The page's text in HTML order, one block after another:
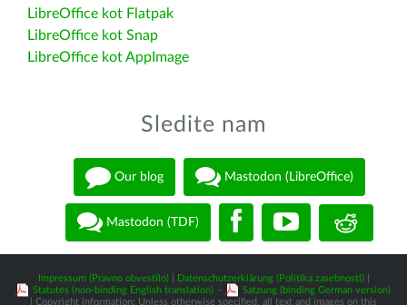
LibreOffice kot Flatpak
LibreOffice kot Snap
LibreOffice kot AppImage
Sledite nam
Our blog Mastodon (LibreOffice)
Mastodon (TDF)
Impressum (Pravno obvestilo)| Datenschutzerklärung (Politika zasebnosti)|
Statutes (non-binding English translation) -
Satzung (binding German version)
| Copyright information: Unless otherwise specified, all text and images on this